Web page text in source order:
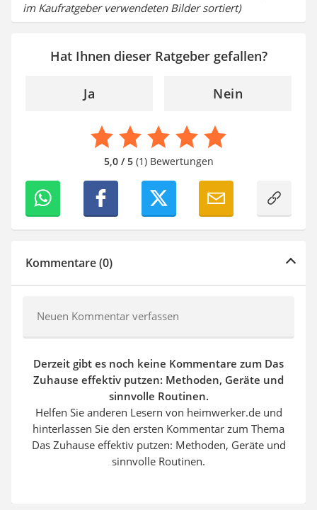
im Kaufratgeber verwendeten Bilder sortiert)
Hat Ihnen dieser Ratgeber gefallen?
Ja Nein
5,0 / 5(1) Bewertungen
Kommentare (0)
Neuen Kommentar verfassen
Derzeit gibt es noch keine Kommentare zum Das
Zuhause effektiv putzen: Methoden, Geräte und
sinnvolle Routinen.
Helfen Sie anderen Lesern von heimwerker.de und
hinterlassen Sie den ersten Kommentar zum Thema
Das Zuhause effektiv putzen: Methoden, Geräte und
sinnvolle Routinen.